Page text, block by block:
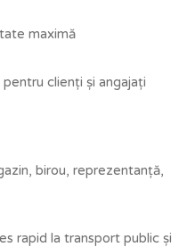
maximă
clienți și angajați
birou, reprezentanță,
rapid la transport public și